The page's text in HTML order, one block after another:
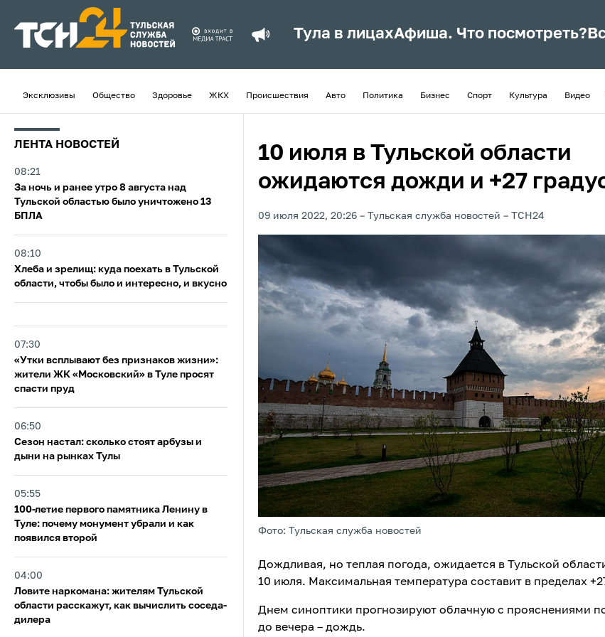
Тула в лицахАфиша. Что посмотреть?
Эксклюзивы Общество Здоровье ЖКХ Происшествия Авто Политика Бизнес Спорт Культура Видео
ЛЕНТА НОВОСТЕЙ
08:21
За ночь и ранее утро 8 августа над
Тульской областью было уничтожено 13
БПЛА
08:10
Хлеба и зрелищ: куда поехать в Тульской
области, чтобы было и интересно, и вкусно
07:30
«Утки всплывают без признаков жизни»:
жители ЖК «Московский» в Туле просят
спасти пруд
06:50
Сезон настал: сколько стоят арбузы и
дыни на рынках Тулы
05:55
100-летие первого памятника Ленину в
Туле: почему монумент убрали и как
появился второй
04:00
Ловите наркомана: жителям Тульской
области расскажут, как вычислить соседа-
дилера
10 июля в Тульской области
ожидаются дожди и +27
09 июля 2022, 20:26 Тульская служба новостей ТСН24
Фото: Тульская служба новостей
Дождливая, но теплая погода, ожидается в Тульской
10 июля. Максимальная температура составит в пределах
Днем синоптики прогнозируют облачную с прояснениями
до вечера – дождь.